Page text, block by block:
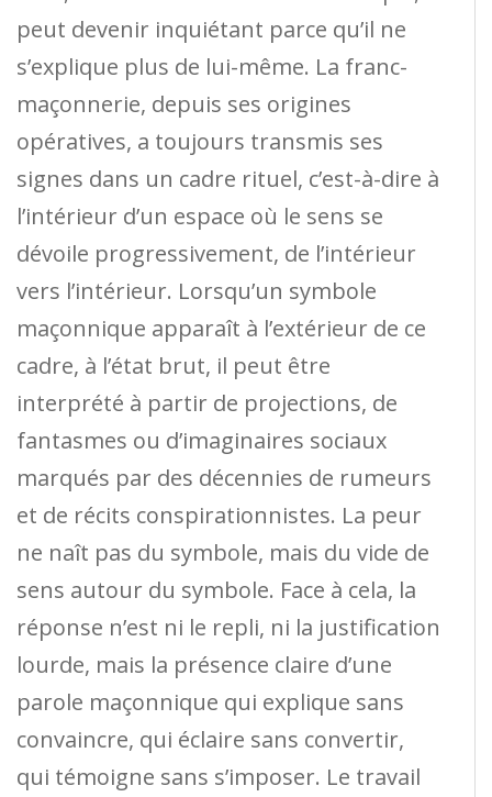
peut devenir inquiétant parce qu’il ne
s’explique plus de lui-même. La franc-
maçonnerie, depuis ses origines
opératives, a toujours transmis ses
signes dans un cadre rituel, c’est-à-dire à
l’intérieur d’un espace où le sens se
dévoile progressivement, de l’intérieur
vers l’intérieur. Lorsqu’un symbole
maçonnique apparaît à l’extérieur de ce
cadre, à l’état brut, il peut être
interprété à partir de projections, de
fantasmes ou d’imaginaires sociaux
marqués par des décennies de rumeurs
et de récits conspirationnistes. La peur
ne naît pas du symbole, mais du vide de
sens autour du symbole. Face à cela, la
réponse n’est ni le repli, ni la justification
lourde, mais la présence claire d’une
parole maçonnique qui explique sans
convaincre, qui éclaire sans convertir,
qui témoigne sans s’imposer. Le travail